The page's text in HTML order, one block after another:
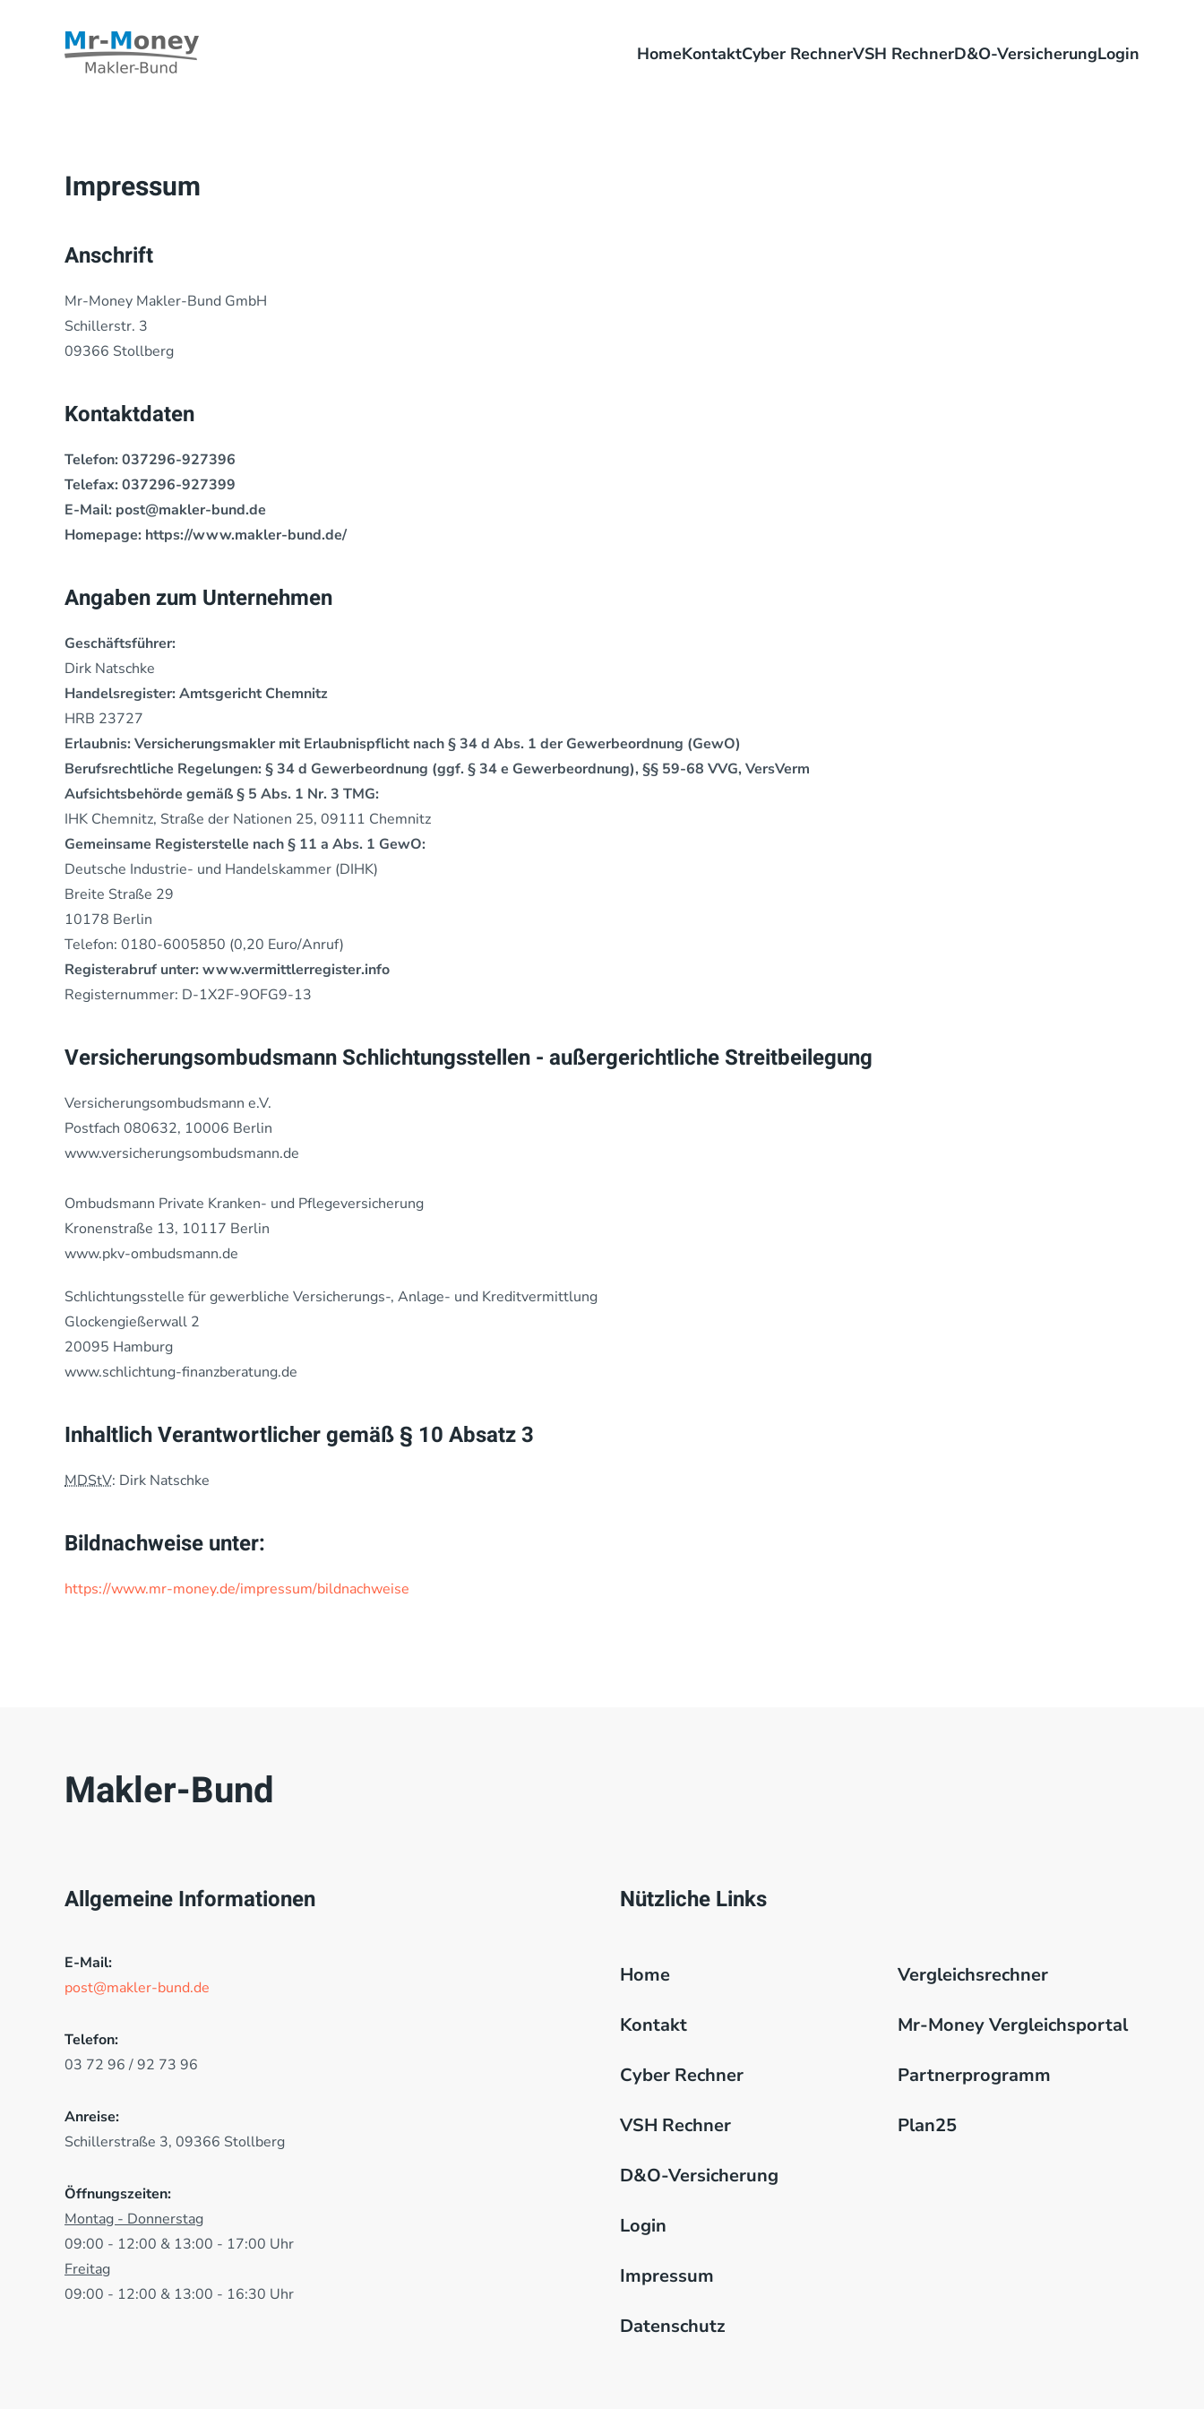
Zum Hauptinhalt springen HomeKontaktCyber RechnerVSH RechnerD&O-VersicherungLogin
Impressum
Anschrift
Mr-Money Makler-Bund GmbH
Schillerstr. 3
09366 Stollberg
Kontaktdaten
Telefon: 037296-927396
Telefax: 037296-927399
E-Mail: post@makler-bund.de
Homepage: https://www.makler-bund.de/
Angaben zum Unternehmen
Geschäftsführer:
Dirk Natschke
Handelsregister: Amtsgericht Chemnitz
HRB 23727
Erlaubnis: Versicherungsmakler mit Erlaubnispflicht nach § 34 d Abs. 1 der Gewerbeordnung (GewO)
Berufsrechtliche Regelungen: § 34 d Gewerbeordnung (ggf. § 34 e Gewerbeordnung), §§ 59-68 VVG, VersVerm
Aufsichtsbehörde gemäß § 5 Abs. 1 Nr. 3 TMG:
IHK Chemnitz, Straße der Nationen 25, 09111 Chemnitz
Gemeinsame Registerstelle nach § 11 a Abs. 1 GewO:
Deutsche Industrie- und Handelskammer (DIHK)
Breite Straße 29
10178 Berlin
Telefon: 0180-6005850 (0,20 Euro/Anruf)
Registerabruf unter: www.vermittlerregister.info
Registernummer: D-1X2F-9OFG9-13
Versicherungsombudsmann Schlichtungsstellen - außergerichtliche Streitbeilegung
Versicherungsombudsmann e.V.
Postfach 080632, 10006 Berlin
www.versicherungsombudsmann.de
Ombudsmann Private Kranken- und Pflegeversicherung
Kronenstraße 13, 10117 Berlin
www.pkv-ombudsmann.de
Schlichtungsstelle für gewerbliche Versicherungs-, Anlage- und Kreditvermittlung
Glockengießerwall 2
20095 Hamburg
www.schlichtung-finanzberatung.de
Inhaltlich Verantwortlicher gemäß § 10 Absatz 3
MDStV: Dirk Natschke
Bildnachweise unter:
https://www.mr-money.de/impressum/bildnachweise
Makler-Bund
Allgemeine Informationen Nützliche Links
E-Mail:
post@makler-bund.de
Telefon:
03 72 96 / 92 73 96
Anreise:
Schillerstraße 3, 09366 Stollberg
Öffnungszeiten:
Montag - Donnerstag
09:00 - 12:00 & 13:00 - 17:00 Uhr
Freitag
09:00 - 12:00 & 13:00 - 16:30 Uhr
Home
Kontakt
Cyber Rechner
VSH Rechner
D&O-Versicherung
Login
Impressum
Datenschutz
Vergleichsrechner
Mr-Money Vergleichsportal
Partnerprogramm
Plan25